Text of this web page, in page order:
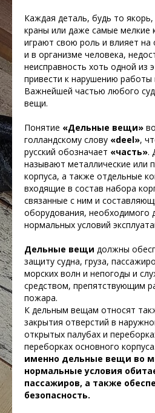
Каждая деталь, будь то
краны или даже самые мелкие
играют свою роль и влияет
и в организме человека,
неисправность хоть одной из
привести к нарушению работы
Важнейшей частью любого
вещи.
Понятие «Дельные вещи»
голландскому слову «deel»,
русский обозначает «часть».
называют металлические или
корпуса, а также отдельные
входящие в состав набора
связанные с ним и
оборудования, необходимого
нормальных условий
Дельные вещи должны
защиту судна, груза,
морских волн и непогоды и
средством, препятствующим
пожара.
К дельным вещам относят
закрытия отверстий в
открытых палубах и
переборках основного
именно дельные вещи во
нормальные условия
пассажиров, а также
безопасность.